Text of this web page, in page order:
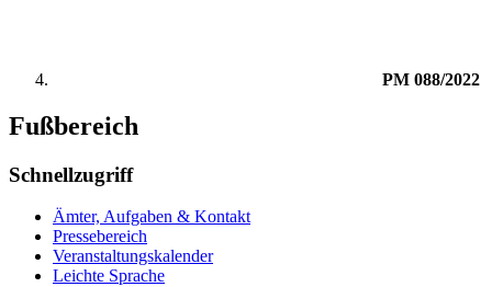
PM 088/2022
Fußbereich
Schnellzugriff
Ämter, Aufgaben & Kontakt
Pressebereich
Veranstaltungskalender
Leichte Sprache